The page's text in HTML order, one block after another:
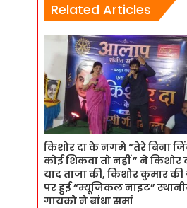
Related Articles
किशोर दा के नगमे “तेरे बिना
कोई शिकवा तो नहीं ” ने किशोर
याद ताजा की, किशोर कुमार
पर हुई “म्यूजिकल नाइट”
गायको ने बांधा समां